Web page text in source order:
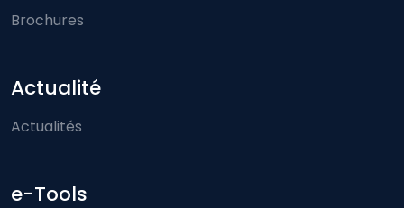
Brochures
Actualité
Actualités
e-Tools